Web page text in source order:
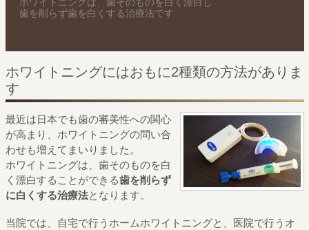
歯を削らず歯を白くする治療法です
ホワイトニングにはおもに2種類の方法がありま
す
最近は日本でも歯の審美性への関心
が高まり、 ホワイトニングの問い合
わせも増えてまいりました。
ホワイトニングは、歯そのものを白
く漂白することができる歯を削らず
に白くする治療法となります。
当院では、自宅で行うホームホワイトニングと、 医院で行うオ